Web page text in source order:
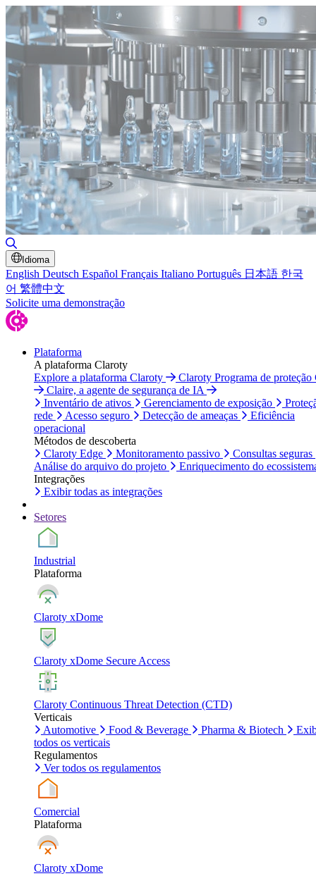
Idioma
English Deutsch Español Français Italiano Português 日本語 한국
어 繁體中文
Solicite uma demonstração
Plataforma
A plataforma Claroty
Explore a plataforma Claroty
Claroty Programa de proteção
Claire, a agente de segurança de IA
Inventário de ativos
Gerenciamento de exposição
rede
Acesso seguro Detecção de ameaças
Eficiência
operacional
Métodos de descoberta
Claroty Edge
Monitoramento passivo
Consultas seguras
Análise do arquivo do projeto
Enriquecimento do
Integrações
Exibir todas as integrações
Setores
Industrial
Plataforma
Claroty xDome
Claroty xDome Secure Access
Claroty Continuous Threat Detection (CTD)
Verticais
Automotive
Food & Beverage Pharma & Biotech
todos os verticais
Regulamentos
Ver todos os regulamentos
Comercial
Plataforma
Claroty xDome